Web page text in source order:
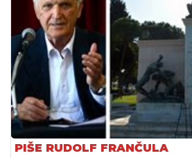
PIŠE RUDOLF FRANČULA